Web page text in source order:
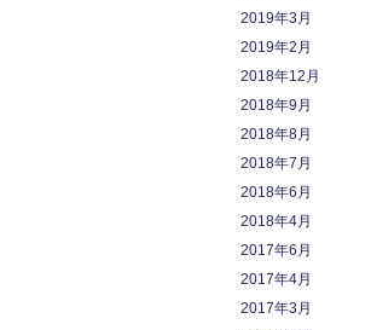
2019年3月
2019年2月
2018年12月
2018年9月
2018年8月
2018年7月
2018年6月
2018年4月
2017年6月
2017年4月
2017年3月